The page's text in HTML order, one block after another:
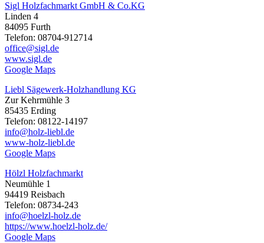
Sigl Holzfachmarkt GmbH & Co.KG
Linden 4
84095 Furth
Telefon: 08704-912714
office@sigl.de
www.sigl.de
Google Maps
Liebl Sägewerk-Holzhandlung KG
Zur Kehrmühle 3
85435 Erding
Telefon: 08122-14197
info@holz-liebl.de
www-holz-liebl.de
Google Maps
Hölzl Holzfachmarkt
Neumühle 1
94419 Reisbach
Telefon: 08734-243
info@hoelzl-holz.de
https://www.hoelzl-holz.de/
Google Maps